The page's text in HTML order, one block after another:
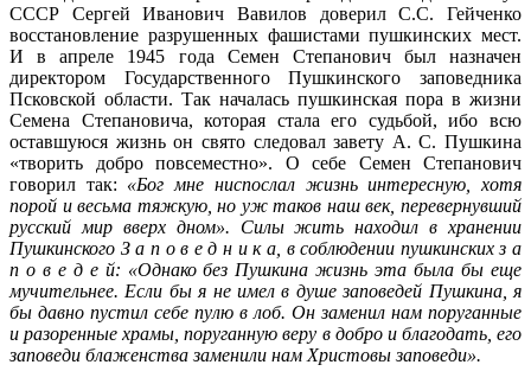
СССР Сергей Иванович Вавилов доверил С.С. Гейченко
восстановление разрушенных фашистами пушкинских мест.
И в апреле 1945 года Семен Степанович был назначен
директором Государственного Пушкинского заповедника
Псковской области. Так началась пушкинская пора в жизни
Семена Степановича, которая стала его судьбой, ибо всю
оставшуюся жизнь он свято следовал завету А. С. Пушкина
«творить добро повсеместно». О себе Семен Степанович
говорил так: «Бог мне ниспослал жизнь интересную, хотя
порой и весьма тяжкую, но уж таков наш век, перевернувший
русский мир вверх дном». Силы жить находил в хранении
Пушкинского За п о в е д н и к а, в соблюдении пушкинских з а
п о в е д е й: «Однако без Пушкина жизнь эта была бы еще
мучительнее. Если бы я не имел в душе заповедей Пушкина, я
бы давно пустил себе пулю в лоб. Он заменил нам поруганные
и разоренные храмы, поруганную веру в добро и благодать, его
заповеди блаженства заменили нам Христовы заповеди».